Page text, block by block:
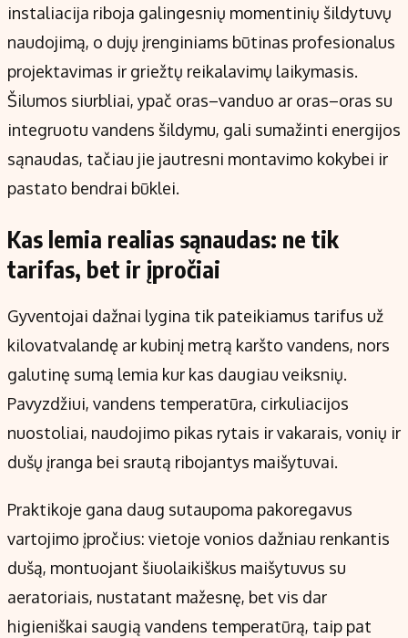
instaliacija riboja galingesnių momentinių šildytuvų
naudojimą, o dujų įrenginiams būtinas profesionalus
projektavimas ir griežtų reikalavimų laikymasis.
Šilumos siurbliai, ypač oras–vanduo ar oras–oras su
integruotu vandens šildymu, gali sumažinti energijos
sąnaudas, tačiau jie jautresni montavimo kokybei ir
pastato bendrai būklei.
Kas lemia realias sąnaudas: ne tik
tarifas, bet ir įpročiai
Gyventojai dažnai lygina tik pateikiamus tarifus už
kilovatvalandę ar kubinį metrą karšto vandens, nors
galutinę sumą lemia kur kas daugiau veiksnių.
Pavyzdžiui, vandens temperatūra, cirkuliacijos
nuostoliai, naudojimo pikas rytais ir vakarais, vonių ir
dušų įranga bei srautą ribojantys maišytuvai.
Praktikoje gana daug sutaupoma pakoregavus
vartojimo įpročius: vietoje vonios dažniau renkantis
dušą, montuojant šiuolaikiškus maišytuvus su
aeratoriais, nustatant mažesnę, bet vis dar
higieniškai saugią vandens temperatūrą, taip pat